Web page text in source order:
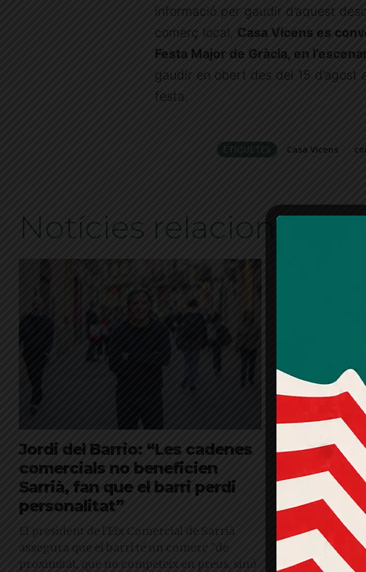
informació per gaudir d’aquest
comerç local, Casa Vicens es
Festa Major de Gràcia, en
gaudir en obert des del 15
festa.
ETIQUETES Casa Vicens
Notícies relacionades
Jordi del Barrio: “Les cadenes
comercials no beneficien
Sarrià, fan que el barri perdi
personalitat”
El president de l'Eix Comercial de Sarrià
assegura que el barri té un comerç "de
proximitat, que no competeix en preus, sinó
La
les obres
botiguers
Els comerciants
"insostenible"
Districte afirma
les mesures